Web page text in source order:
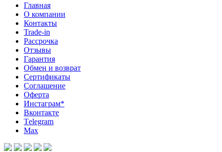
Главная
О компании
Контакты
Trade-in
Рассрочка
Отзывы
Гарантия
Обмен и возврат
Сертификаты
Соглашение
Оферта
Инcтаграм*
Вконтакте
Тelegram
Max